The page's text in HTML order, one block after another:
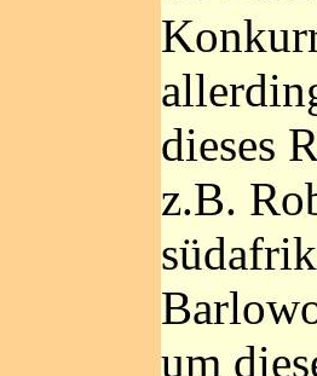
dieses
z.B.
um